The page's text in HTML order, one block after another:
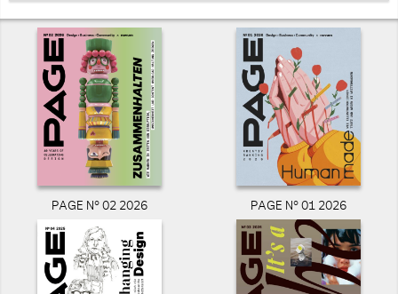
PAGE N° 02 2026 PAGE N° 01 2026